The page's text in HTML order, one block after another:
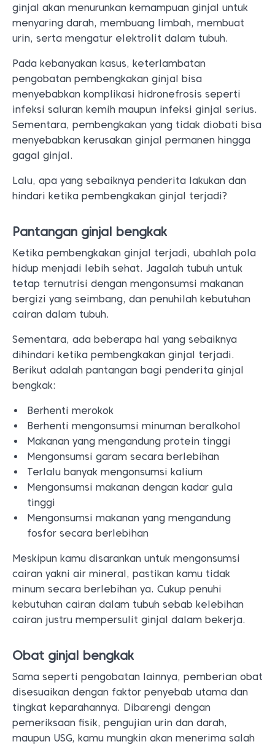
ginjal akan menurunkan kemampuan ginjal untuk
menyaring darah, membuang limbah, membuat
urin, serta mengatur elektrolit dalam tubuh.
Pada kebanyakan kasus, keterlambatan
pengobatan pembengkakan ginjal bisa
menyebabkan komplikasi hidronefrosis seperti
infeksi saluran kemih maupun infeksi ginjal serius.
Sementara, pembengkakan yang tidak diobati bisa
menyebabkan kerusakan ginjal permanen hingga
gagal ginjal.
Lalu, apa yang sebaiknya penderita lakukan dan
hindari ketika pembengkakan ginjal terjadi?
Pantangan ginjal bengkak
Ketika pembengkakan ginjal terjadi, ubahlah pola
hidup menjadi lebih sehat. Jagalah tubuh untuk
tetap ternutrisi dengan mengonsumsi makanan
bergizi yang seimbang, dan penuhilah kebutuhan
cairan dalam tubuh.
Sementara, ada beberapa hal yang sebaiknya
dihindari ketika pembengkakan ginjal terjadi.
Berikut adalah pantangan bagi penderita ginjal
bengkak:
Berhenti merokok
Berhenti mengonsumsi minuman beralkohol
Makanan yang mengandung protein tinggi
Mengonsumsi garam secara berlebihan
Terlalu banyak mengonsumsi kalium
Mengonsumsi makanan dengan kadar gula
tinggi
Mengonsumsi makanan yang mengandung
fosfor secara berlebihan
Meskipun kamu disarankan untuk mengonsumsi
cairan yakni air mineral, pastikan kamu tidak
minum secara berlebihan ya. Cukup penuhi
kebutuhan cairan dalam tubuh sebab kelebihan
cairan justru mempersulit ginjal dalam bekerja.
Obat ginjal bengkak
Sama seperti pengobatan lainnya, pemberian obat
disesuaikan dengan faktor penyebab utama dan
tingkat keparahannya. Dibarengi dengan
pemeriksaan fisik, pengujian urin dan darah,
maupun USG, kamu mungkin akan menerima salah